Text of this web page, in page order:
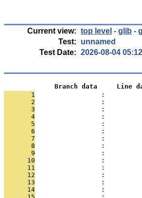
Current view: top level - glib -
Test:
unnamed
Test Date: 2026-08-04
Branch data     Line
       1
:
       2
:
       3
:
       4
:
       5
:
       6
:
       7
:
       8
:
       9
:
      10
:
      11
:
      12
:
      13
:
      14
: